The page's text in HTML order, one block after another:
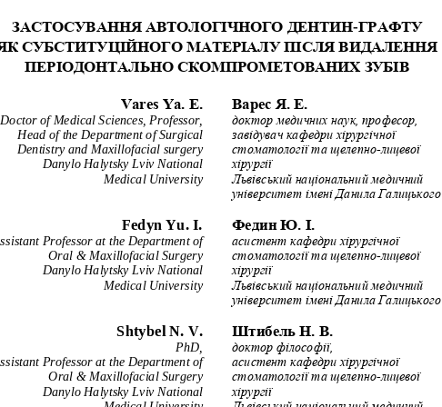
ЗАСТОСУВАННЯ АВТОЛОГІЧНОГО ДЕНТИН-ГРАФТУ
СУБСТИТУЦІЙНОГО МАТЕРІАЛУ ПІСЛЯ ВИДАЛЕННЯ
ПЕРІОДОНТАЛЬНО СКОМПРОМЕТОВАНИХ ЗУБІВ
Vares Yа. E.
Doctor of Medical Sciences, Professor,
Head of the Department of Surgical
Dentistry and Maxillofacial surgery
Danylo Halytsky Lviv National
Medical University
Варес Я. Е.
доктор медичних наук, професор,
завідувач кафедри хірургічної
стоматології та щелепно-лицевої
хірургії
Львівський національний медичний
університет імені Данила Галицького
Fedyn Yu. I.
Professor at the Department of
Oral & Maxillofacial Surgery
Danylo Halytsky Lviv National
Medical University
Федин Ю. І.
асистент кафедри хірургічної
стоматології та щелепно-лицевої
хірургії
Львівський національний медичний
університет імені Данила Галицького
Shtybel N. V.
PhD,
Professor at the Department of
Oral & Maxillofacial Surgery
Danylo Halytsky Lviv National
Medical University
Штибель Н. В.
доктор філософії,
асистент кафедри хірургічної
стоматології та щелепно-лицевої
хірургії